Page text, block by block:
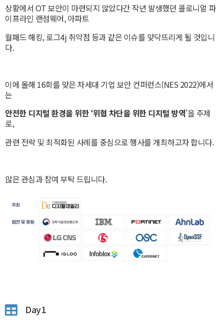
상황에서 OT 보안이 마련되지 않았다간 작년 발생했던 콜로니얼 파
이프라인 랜섬웨어, 아파트
월패드 해킹, 로그4j 취약점 등과 같은 이슈를 맞닥뜨리게 될 것입니
다.
이에 올해 16회를 맞은 차세대 기업 보안 컨퍼런스(NES 2022)에서
는
안전한 디지털 환경을 위한 ‘위협 차단을 위한 디지털 방역’을 주제
로,
관련 전략 및 최적화된 사례를 중심으로 행사를 개최하고자 합니다.
많은 관심과 참여 부탁 드립니다.
Day1